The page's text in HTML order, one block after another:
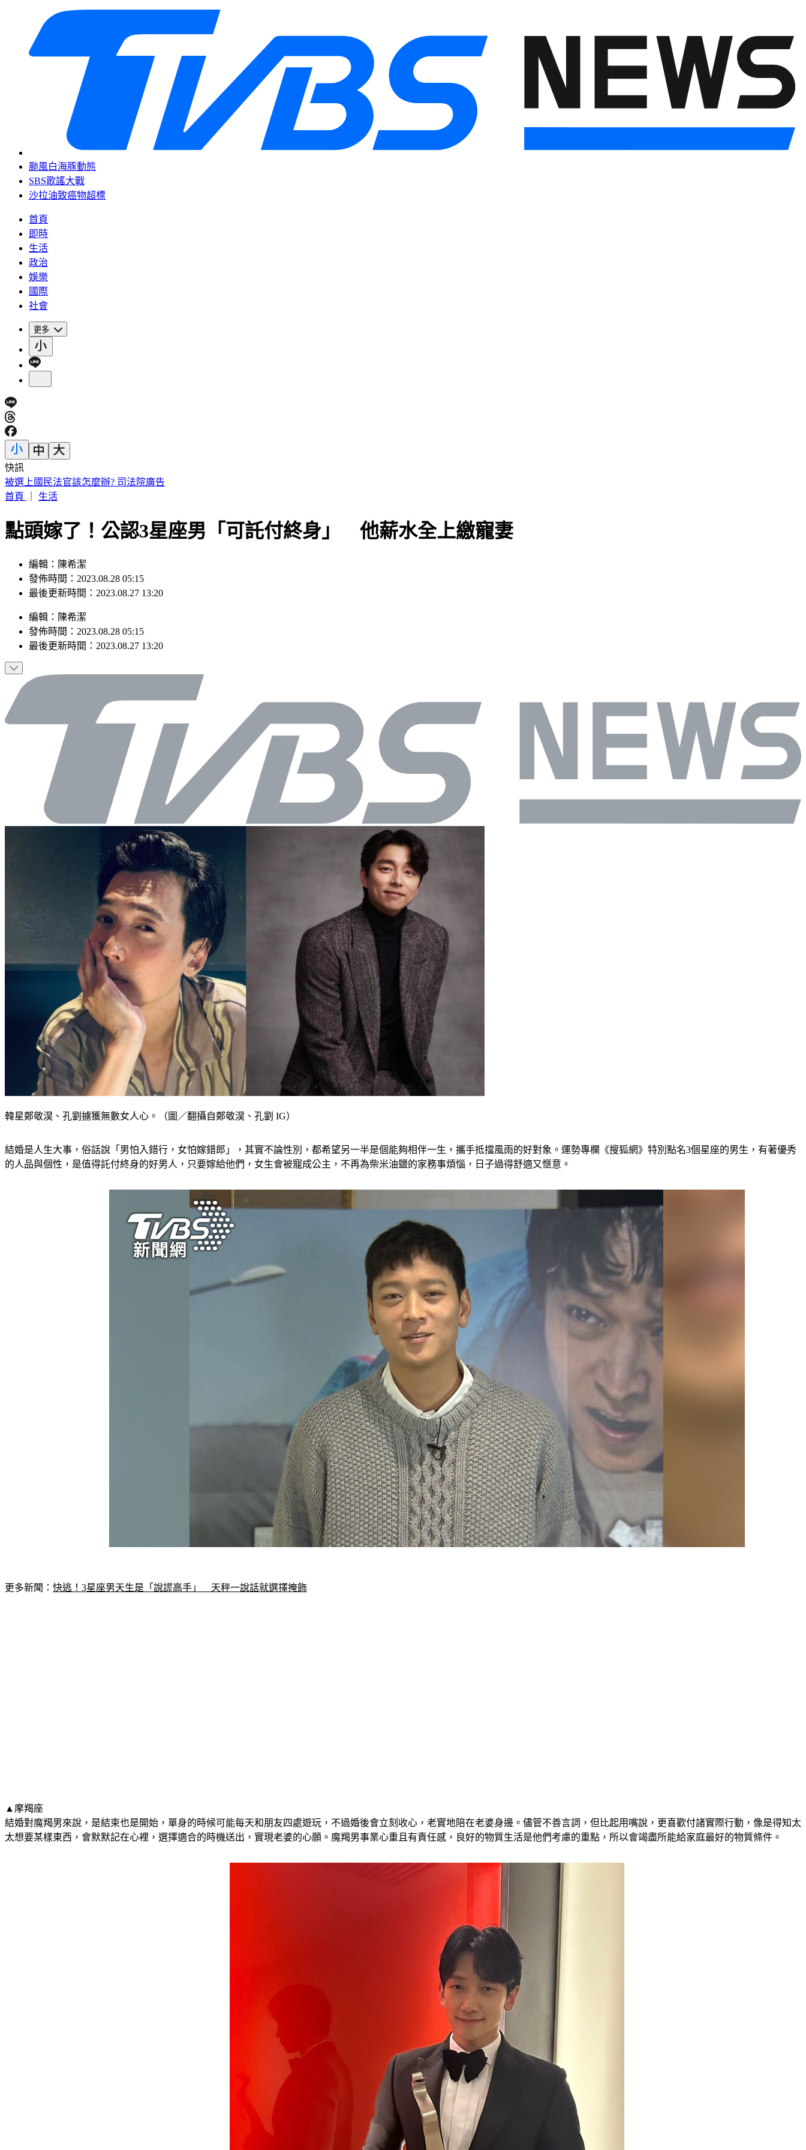
颱風白海豚動態
SBS歌謠大戰
沙拉油致癌物超標
首頁
即時
生活
政治
娛樂
國際
社會
更多
快訊
被選上國民法官該怎麼辦? 司法院廣告
首頁
生活
點頭嫁了！公認3星座男「可託付終身」 他薪水全上繳寵妻
編輯：陳希潔
發佈時間：2023.08.28 05:15
最後更新時間：2023.08.27 13:20
編輯 ： 陳希潔
發佈時間： 2023.08.28 05:15
最後更新時間： 2023.08.27 13:20
韓星鄭敬淏、孔劉擄獲無數女人心。（圖／翻攝自鄭敬淏、孔劉 IG）
結婚是人生大事，俗話說「男怕入錯行，女怕嫁錯郎」，其實不論性別，都希望另一半是個能夠相伴一生，攜手抵擋風雨的好對象。運勢專欄《搜狐網》特別點名3個星座的男生，有著優秀
的人品與個性，是值得託付終身的好男人，只要嫁給他們，女生會被寵成公主，不再為柴米油鹽的家務事煩惱，日子過得舒適又愜意。
更多新聞： 快逃！3星座男天生是「說謊高手」　天秤一說話就選擇掩飾
▲摩羯座
結婚對魔羯男來說，是結束也是開始，單身的時候可能每天和朋友四處遊玩，不過婚後會立刻收心，老實地陪在老婆身邊。儘管不善言詞，但比起用嘴說，更喜歡付諸實際行動，像是得知太
太想要某樣東西，會默默記在心裡，選擇適合的時機送出，實現老婆的心願。魔羯男事業心重且有責任感，良好的物質生活是他們考慮的重點，所以會竭盡所能給家庭最好的物質條件。